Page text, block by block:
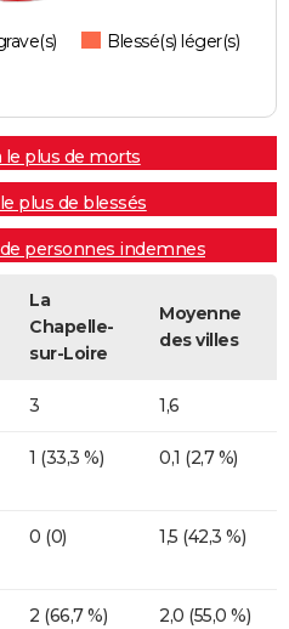
Blessé(s) léger(s)
le plus de morts
plus de blessés
personnes indemnes
La
Chapelle-
sur-Loire
Moyenne
des villes
3 1,6
1 (33,3 %) 0,1 (2,7 %)
0 (0) 1,5 (42,3 %)
2 (66,7 %) 2,0 (55,0 %)